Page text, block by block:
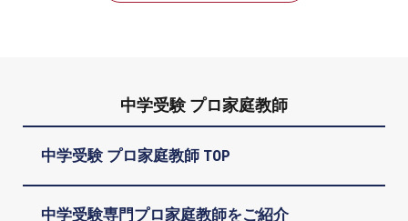
中学受験 プロ家庭教師
中学受験 プロ家庭教師 TOP
中学受験専門プロ家庭教師をご紹介